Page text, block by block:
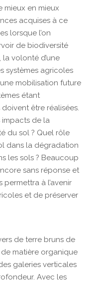
mieux en mieux
acquises à ce
lorsque l’on
de biodiversité
la volonté d’une
systèmes agricoles
mobilisation future
étant
être réalisées.
impacts de la
du sol ? Quel rôle
dans la dégradation
les sols ? Beaucoup
sans réponse et
à l’avenir
et de préserver
de terre bruns de
matière organique
galeries verticales
Avec les